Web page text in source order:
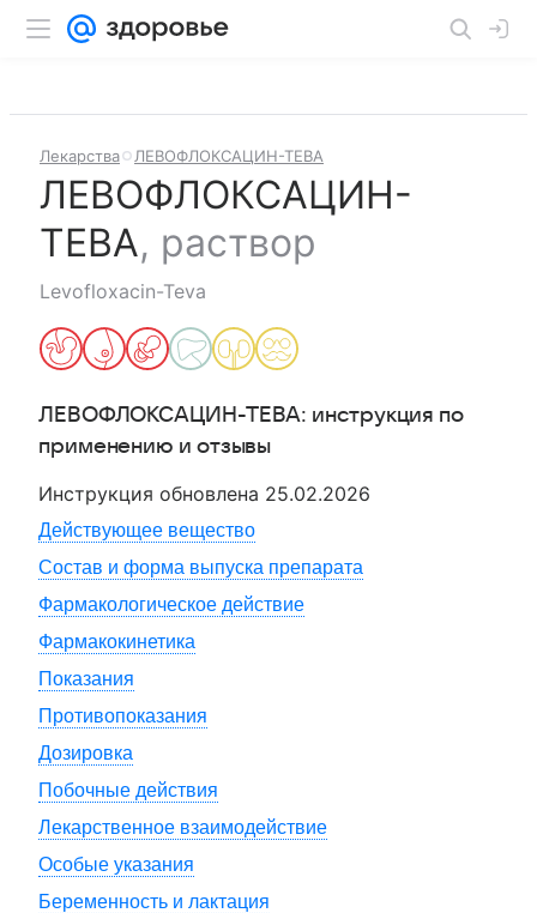
Лекарства ЛЕВОФЛОКСАЦИН-ТЕВА
ЛЕВОФЛОКСАЦИН-
ТЕВА, раствор
Levofloxacin-Teva
ЛЕВОФЛОКСАЦИН-ТЕВА: инструкция по
применению и отзывы
Инструкция обновлена 25.02.2026
Действующее вещество
Состав и форма выпуска препарата
Фармакологическое действие
Фармакокинетика
Показания
Противопоказания
Дозировка
Побочные действия
Лекарственное взаимодействие
Особые указания
Беременность и лактация